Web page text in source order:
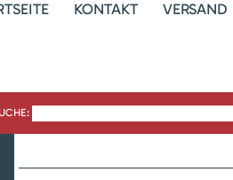
KONTAKT VERSAND